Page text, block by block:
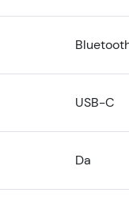
USB-C
Da